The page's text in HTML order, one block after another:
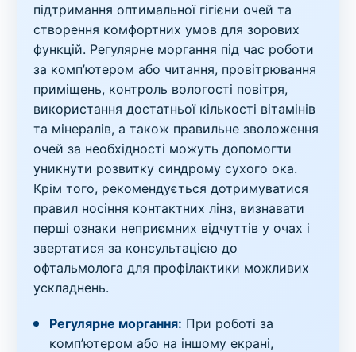
підтримання оптимальної гігієни очей та
створення комфортних умов для зорових
функцій. Регулярне моргання під час роботи
за комп’ютером або читання, провітрювання
приміщень, контроль вологості повітря,
використання достатньої кількості вітамінів
та мінералів, а також правильне зволоження
очей за необхідності можуть допомогти
уникнути розвитку синдрому сухого ока.
Крім того, рекомендується дотримуватися
правил носіння контактних лінз, визнавати
перші ознаки неприємних відчуттів у очах і
звертатися за консультацією до
офтальмолога для профілактики можливих
ускладнень.
Регулярне моргання: При роботі за
комп’ютером або на іншому екрані,